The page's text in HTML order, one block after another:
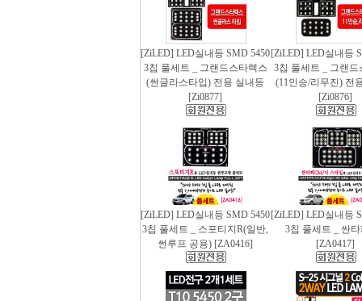
[ZiLED] LED실내등 SMD 5450
3칩 풀세트 _ 그랜드스타렉스
(썬글라스타입) 전용 실내등
[Zi0877]
[ZiLED] LED실내등
3칩 풀세트 _ 그랜드
(11인승/리무진) 전
[Zi0876]
[ZiLED] LED실내등 SMD 5450
3칩 풀세트 _ 스포티지R(일반,
썬루프 공용) [ZA0416]
[ZiLED] LED실내등
3칩 풀세트 _ 싼
[ZA0417]